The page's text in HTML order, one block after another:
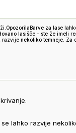
za lase
lasišče – ste že imeli
nekoliko temneje.
lahko razvije